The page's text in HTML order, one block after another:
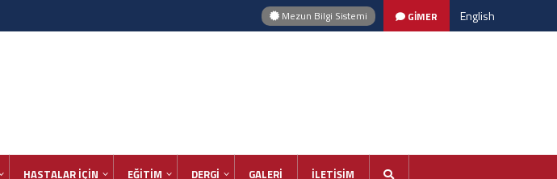
Mezun Bilgi Sistemi GİMER English
HASTALAR İÇİN EĞİTİM DERGİ GALERİ İLETİŞİM